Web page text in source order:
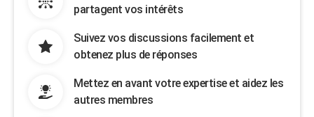
partagent vos intérêts
Suivez vos discussions facilement et
obtenez plus de réponses
Mettez en avant votre expertise et aidez les
autres membres